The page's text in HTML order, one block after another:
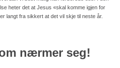
heter det at Jesus «skal komme igjen for
langt fra sikkert at det vil skje til neste år.
nærmer seg!